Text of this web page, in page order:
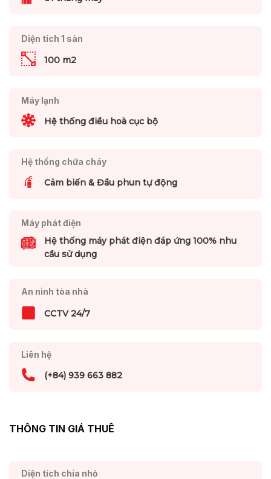
Diện tích 1 sàn
100 m2
Máy lạnh
Hệ thống điều hoà cục bộ
Hệ thống chữa cháy
Cảm biến & Đầu phun tự động
Máy phát điện
Hệ thống máy phát điện đáp ứng 100% nhu
cầu sử dụng
An ninh tòa nhà
CCTV 24/7
Liên hệ
(+84) 939 663 882
THÔNG TIN GIÁ THUÊ
Diện tích chia nhỏ